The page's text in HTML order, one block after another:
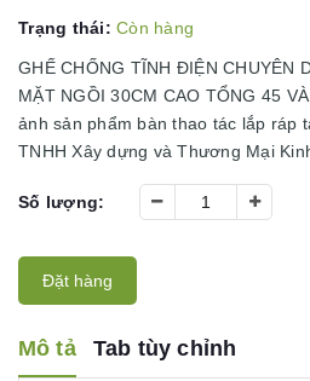
Trạng thái: Còn hàng
GHẾ CHỐNG TĨNH ĐIỆN CHUYÊN
MẶT NGỒI 30CM CAO TỔNG 45
ảnh sản phẩm bàn thao tác lắp ráp
TNHH Xây dựng và Thương Mại
Số lượng:
Đặt hàng
Mô tả Tab tùy chỉnh